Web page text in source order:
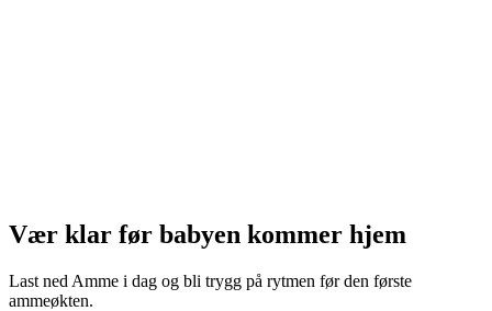
Vær klar før babyen kommer hjem
Last ned Amme i dag og bli trygg på rytmen før den første
ammeøkten.